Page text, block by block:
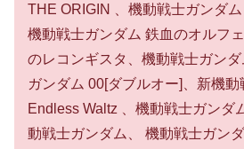
THE ORIGIN 、機動戦士ガンダム
機動戦士ガンダム 鉄血のオルフ
のレコンギスタ、機動戦士ガン
ガンダム 00[ダブルオー]、新機
Endless Waltz 、機動戦士ガンダ
動戦士ガンダム、 機動戦士ガン